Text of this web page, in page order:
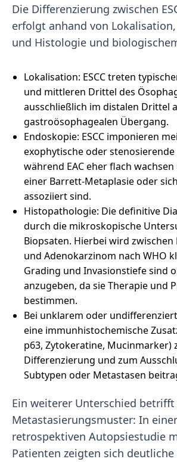
Die Differenzierung zwischen
erfolgt anhand von
und Histologie und
Lokalisation: ESCC treten
und mittleren Drittel des
ausschließlich im distalen Drittel
gastroösophagealen Übergang.
Endoskopie: ESCC imponieren
exophytische oder stenosierende
während EAC eher flach
einer Barrett-Metaplasie oder
assoziiert sind.
Histopathologie: Die definitive
durch die mikroskopische
Biopsaten. Hierbei wird
und Adenokarzinom nach WHO
Grading und Invasionstiefe sind
anzugeben, da sie Therapie und
bestimmen.
Bei unklarem oder
eine immunhistochemische
p63, Zytokeratine, Mucinmarker)
Differenzierung und zum
Subtypen oder Metastasen
Ein weiterer Unterschied betrifft
Metastasierungsmuster: In
retrospektiven Autopsiestudie
Patienten zeigten sich